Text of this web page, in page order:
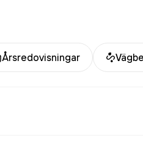
Årsredovisningar